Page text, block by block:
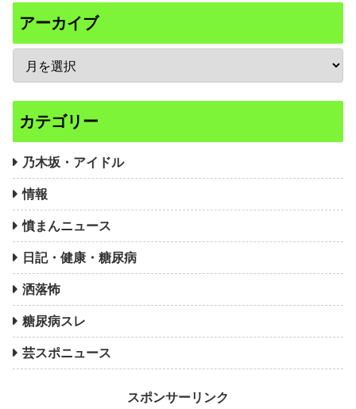
アーカイブ
カテゴリー
乃木坂・アイドル
情報
憤まんニュース
日記・健康・糖尿病
洒落怖
糖尿病スレ
芸スポニュース
スポンサーリンク